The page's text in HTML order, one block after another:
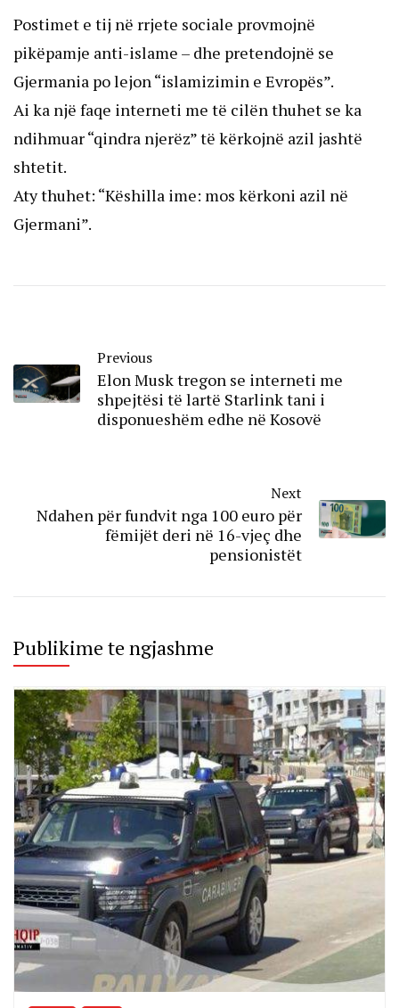
Postimet e tij në rrjete sociale provmojnë
pikëpamje anti-islame – dhe pretendojnë se
Gjermania po lejon “islamizimin e Evropës”.
Ai ka një faqe interneti me të cilën thuhet se ka
ndihmuar “qindra njerëz” të kërkojnë azil jashtë
shtetit.
Aty thuhet: “Këshilla ime: mos kërkoni azil në
Gjermani”.
Previous
Elon Musk tregon se interneti me
shpejtësi të lartë Starlink tani i
disponueshëm edhe në Kosovë
Next
Ndahen për fundvit nga 100 euro për
fëmijët deri në 16-vjeç dhe
pensionistët
Publikime te ngjashme